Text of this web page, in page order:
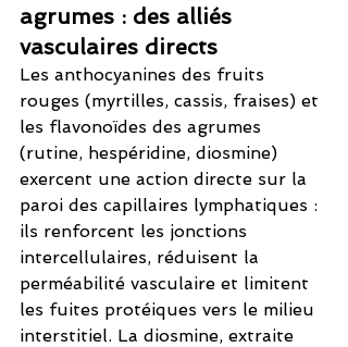
agrumes : des alliés
vasculaires directs
Les anthocyanines des fruits
rouges (myrtilles, cassis, fraises) et
les flavonoïdes des agrumes
(rutine, hespéridine, diosmine)
exercent une action directe sur la
paroi des capillaires lymphatiques :
ils renforcent les jonctions
intercellulaires, réduisent la
perméabilité vasculaire et limitent
les fuites protéiques vers le milieu
interstitiel. La diosmine, extraite